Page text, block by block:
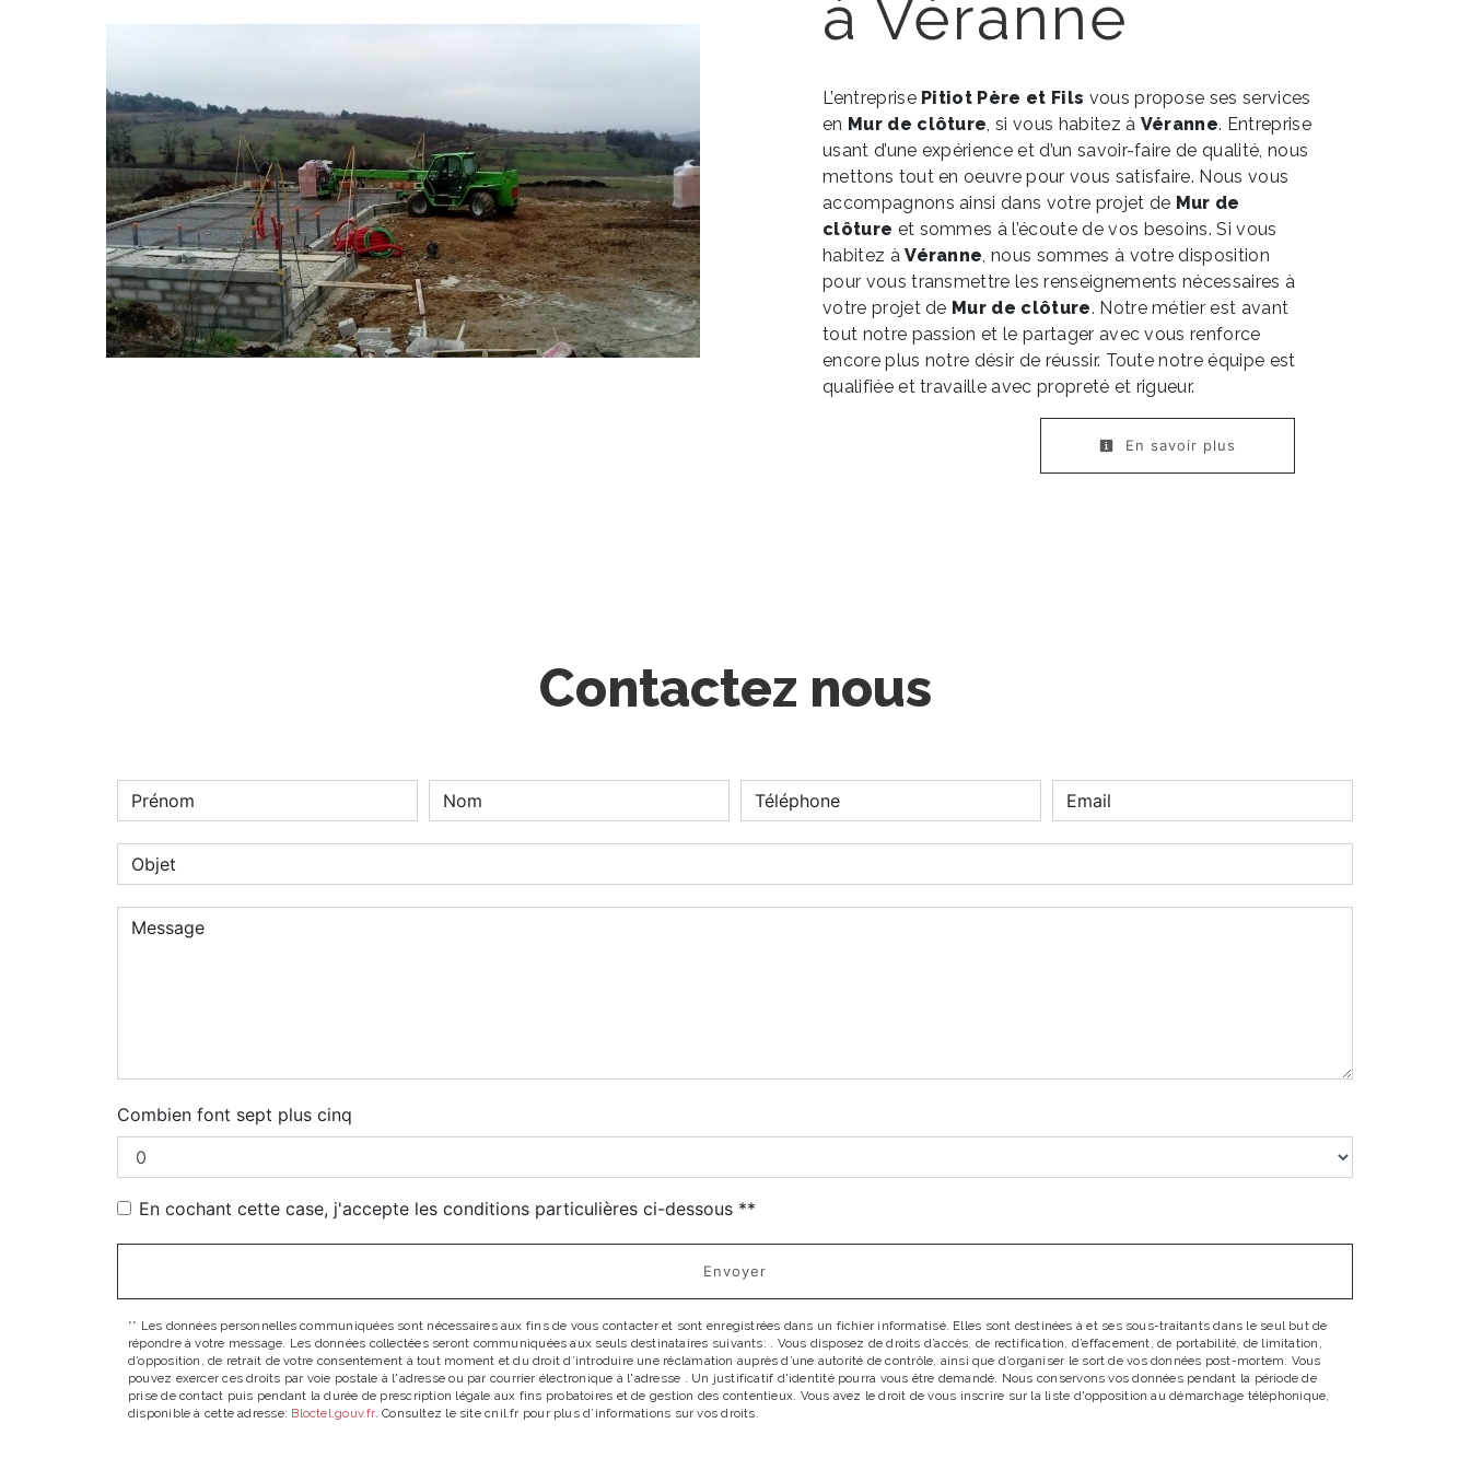
à Véranne
L’entreprise Pitiot Père et Fils vous propose ses services
en Mur de clôture, si vous habitez à Véranne. Entreprise
usant d’une expérience et d’un savoir-faire de qualité, nous
mettons tout en oeuvre pour vous satisfaire. Nous vous
accompagnons ainsi dans votre projet de Mur de
clôture et sommes à l’écoute de vos besoins. Si vous
habitez àVéranne, nous sommes à votre disposition
pour vous transmettre les renseignements nécessaires à
votre projet de Mur de clôture. Notre métier est avant
tout notre passion et le partager avec vous renforce
encore plus notre désir de réussir. Toute notre équipe est
qualifiée et travaille avec propreté et rigueur.
En savoir plus
Contactez nous
Combien font sept plus cinq
En cochant cette case, j'accepte les conditions particulières ci-dessous **
Envoyer
** Les données personnelles communiquées sont nécessaires aux fins de vous contacter et sont enregistrées dans un fichier informatisé. Elles sont destinées à et ses sous-traitants dans le seul but de
répondre à votre message. Les données collectées seront communiquées aux seuls destinataires suivants: . Vous disposez de droits d’accès, de rectification, d’effacement, de portabilité, de limitation,
d’opposition, de retrait de votre consentement à tout moment et du droit d’introduire une réclamation auprès d’une autorité de contrôle, ainsi que d’organiser le sort de vos données post-mortem. Vous
pouvez exercer ces droits par voie postale à l'adresse ou par courrier électronique à l'adresse . Un justificatif d'identité pourra vous être demandé. Nous conservons vos données pendant la période de
prise de contact puis pendant la durée de prescription légale aux fins probatoires et de gestion des contentieux. Vous avez le droit de vous inscrire sur la liste d'opposition au démarchage téléphonique,
disponible à cette adresse: Bloctel.gouv.fr. Consultez le site cnil.fr pour plus d’informations sur vos droits.